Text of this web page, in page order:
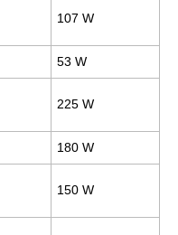
107 W
53 W
225 W
180 W
150 W